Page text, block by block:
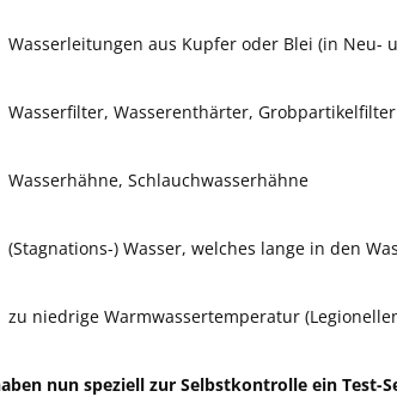
Wasserleitungen aus Kupfer oder Blei (in Neu-
Wasserfilter, Wasserenthärter, Grobpartikelfilter
Wasserhähne, Schlauchwasserhähne
(Stagnations-) Wasser, welches lange in den
zu niedrige Warmwassertemperatur
nun speziell zur Selbstkontrolle ein Test-